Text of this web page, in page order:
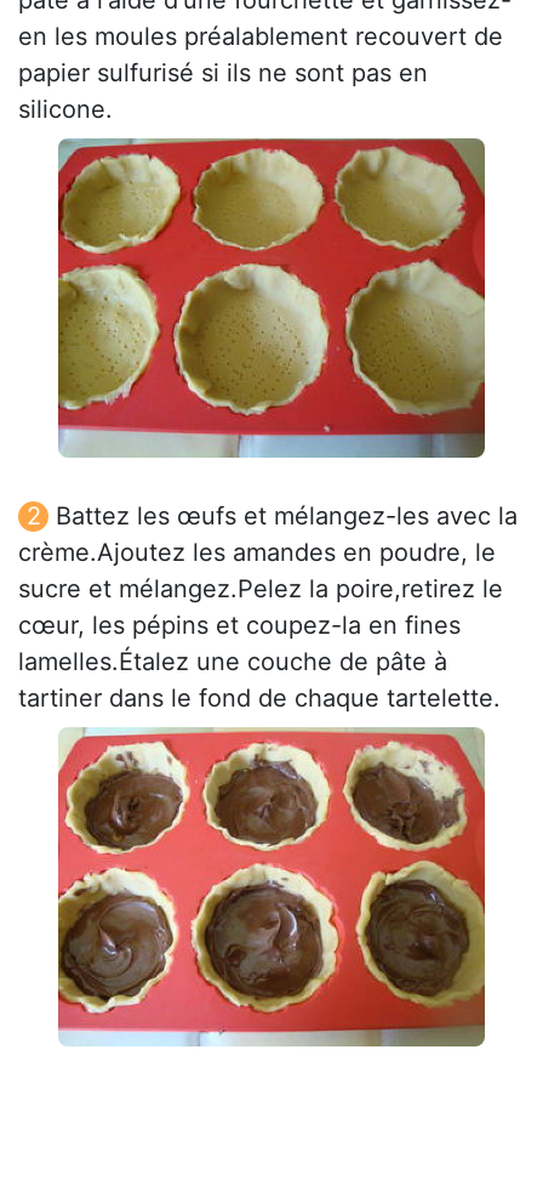
en les moules préalablement recouvert de
papier sulfurisé si ils ne sont pas en
silicone.
Battez les œufs et mélangez-les avec la
crème.Ajoutez les amandes en poudre, le
sucre et mélangez.Pelez la poire,retirez le
cœur, les pépins et coupez-la en fines
lamelles.Étalez une couche de pâte à
tartiner dans le fond de chaque tartelette.